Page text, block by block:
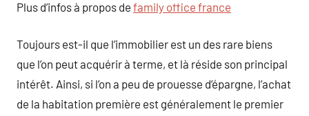
Plus d’infos à propos de family office france
Toujours est-il que l’immobilier est un des rare biens
que l’on peut acquérir à terme, et là réside son principal
intérêt. Ainsi, si l’on a peu de prouesse d’épargne, l’achat
de la habitation première est généralement le premier